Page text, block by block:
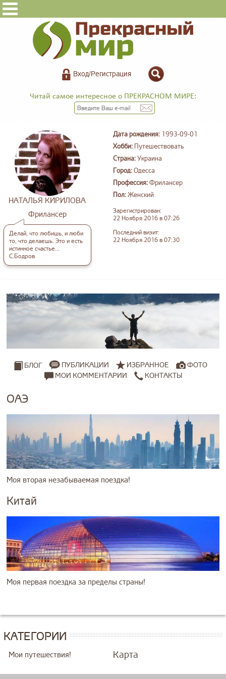
Вход/Регистрация
Читай самое интересное о ПРЕКРАСНОМ МИРЕ:
НАТАЛЬЯ КИРИЛОВА
Фрилансер
Делай, что любишь, и люби
то, что делаешь. Это и есть
истинное счастье...
С.Бодров
Дата рождения: 1993-09-01
Хобби: Путешествовать
Страна:Украина
Город:Одесса
Профессия:Фрилансер
Пол:Женский
Зарегистрирован:
22 Ноября 2016 в 07:26
Последний визит:
22 Ноября 2016 в 07:30
БЛОГ ПУБЛИКАЦИИ ИЗБРАННОЕ
ФОТО
МОИ КОММЕНТАРИИ
КОНТАКТЫ
ОАЭ
Моя вторая незабываемая поездка!
Китай
Моя первая поездка за пределы страны!
КАТЕГОРИИ
Мои путешествия! Карта